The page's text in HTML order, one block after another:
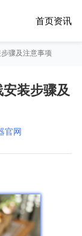
首页资讯
骤及注意事项
装步骤及
官网